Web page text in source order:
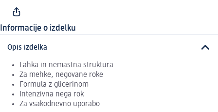
Informacije o izdelku
Opis izdelka
Lahka in nemastna struktura
Za mehke, negovane roke
Formula z glicerinom
Intenzivna nega rok
Za vsakodnevno uporabo